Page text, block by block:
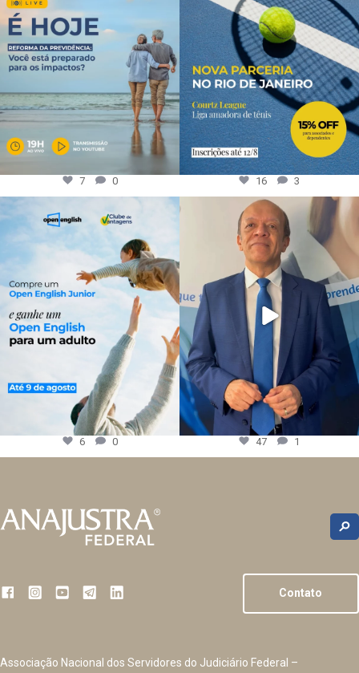
7 0 16 3
6 0 47 1
Contato
Associação Nacional dos Servidores do Judiciário Federal –